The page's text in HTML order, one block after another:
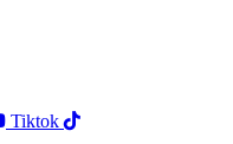
Tiktok